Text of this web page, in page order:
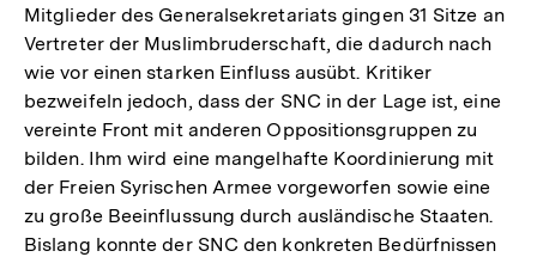
Mitglieder des Generalsekretariats gingen 31 Sitze an
Vertreter der Muslimbruderschaft, die dadurch nach
wie vor einen starken Einfluss ausübt. Kritiker
bezweifeln jedoch, dass der SNC in der Lage ist, eine
vereinte Front mit anderen Oppositionsgruppen zu
bilden. Ihm wird eine mangelhafte Koordinierung mit
der Freien Syrischen Armee vorgeworfen sowie eine
zu große Beeinflussung durch ausländische Staaten.
Bislang konnte der SNC den konkreten Bedürfnissen